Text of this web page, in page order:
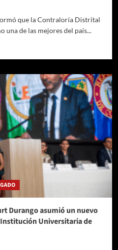
que la Contraloría Distrital
una de las mejores del país...
Durango asumió un nuevo
Universitaria de